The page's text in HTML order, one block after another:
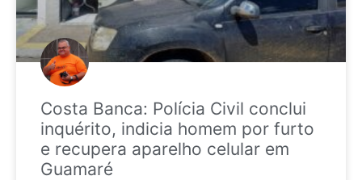
Costa Banca: Polícia Civil conclui
inquérito, indicia homem por furto
e recupera aparelho celular em
Guamaré